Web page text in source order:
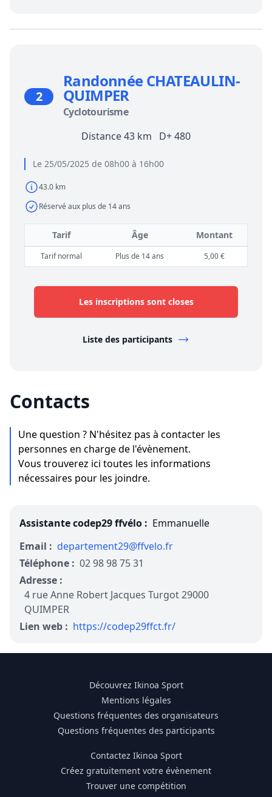
Le 25/05/2025 de 08h00 à 16h00
43.0 km
Réservé aux plus de 14 ans
2
Randonnée CHATEAULIN-
QUIMPER
Cyclotourisme
Distance 43 km D+ 480
Tarif Âge Montant
Tarif normal Plus de 14 ans 5,00 €
Les inscriptions sont closes
Liste des participants
Contacts
Une question ? N'hésitez pas à contacter les
personnes en charge de l'évènement.
Vous trouverez ici toutes les informations
nécessaires pour les joindre.
Assistante codep29 ffvélo : Emmanuelle
Email : departement29@ffvelo.fr
Téléphone : 02 98 98 75 31
Adresse :
4 rue Anne Robert Jacques Turgot 29000
QUIMPER
Lien web : https://codep29ffct.fr/
Découvrez Ikinoa Sport
Mentions légales
Questions fréquentes des organisateurs
Questions fréquentes des participants
Contactez Ikinoa Sport
Créez gratuitement votre évènement
Trouver une compétition